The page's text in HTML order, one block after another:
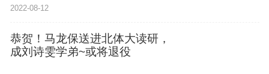
2022-08-12
恭贺！马龙保送进北体大读研，
成刘诗雯学弟~或将退役